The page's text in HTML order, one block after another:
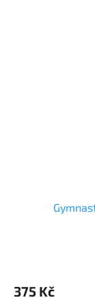
375 Kč